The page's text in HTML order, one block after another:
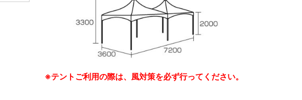
※テントご利用の際は、風対策を必ず行ってください。